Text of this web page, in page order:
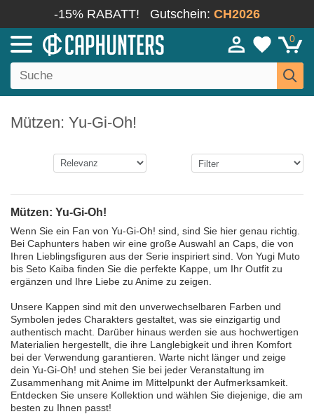
-15% RABATT! Gutschein: CH2026
0
Mützen: Yu-Gi-Oh!
Mützen: Yu-Gi-Oh!
Wenn Sie ein Fan von Yu-Gi-Oh! sind, sind Sie hier genau richtig.
Bei Caphunters haben wir eine große Auswahl an Caps, die von
Ihren Lieblingsfiguren aus der Serie inspiriert sind. Von Yugi Muto
bis Seto Kaiba finden Sie die perfekte Kappe, um Ihr Outfit zu
ergänzen und Ihre Liebe zu Anime zu zeigen.
Unsere Kappen sind mit den unverwechselbaren Farben und
Symbolen jedes Charakters gestaltet, was sie einzigartig und
authentisch macht. Darüber hinaus werden sie aus hochwertigen
Materialien hergestellt, die ihre Langlebigkeit und ihren Komfort
bei der Verwendung garantieren. Warte nicht länger und zeige
dein Yu-Gi-Oh! und stehen Sie bei jeder Veranstaltung im
Zusammenhang mit Anime im Mittelpunkt der Aufmerksamkeit.
Entdecken Sie unsere Kollektion und wählen Sie diejenige, die am
besten zu Ihnen passt!